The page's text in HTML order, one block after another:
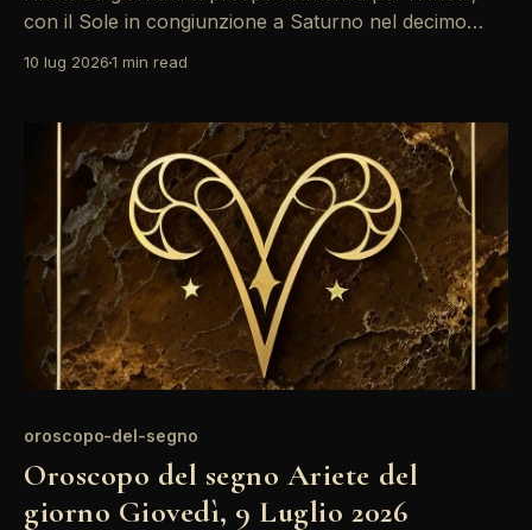
con il Sole in congiunzione a Saturno nel decimo
carriera. È il momento giusto per prendere decisioni
potrebbero sorgere in ambito relazionale, in
particolare
10 lug 20261 min read
oroscopo-del-segno
Oroscopo del segno Ariete del
giorno Giovedì, 9 Luglio 2026